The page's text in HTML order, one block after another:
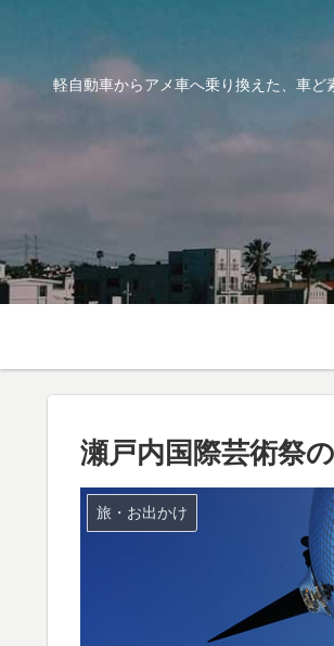
軽自動車からアメ車へ乗り換えた、車
瀬戸内国際芸術祭
旅・お出かけ